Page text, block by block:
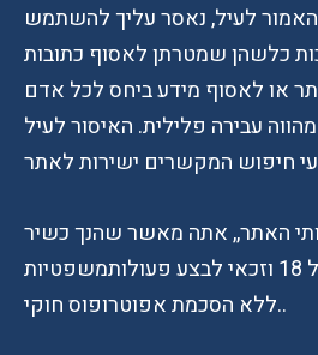
לעיל, נאסר עליך להשתמש
כלשהן שמטרתן לאסוף כתובות
או לאסוף מידע ביחס לכל אדם
עבירה פלילית. האיסור לעיל
האתר,, אתה מאשר שהנך כשיר
משפטית, הנך מעל גיל 18 וזכאי לבצע פעולותמשפטיות
ללא הסכמת אפוטרופוס חוקי..